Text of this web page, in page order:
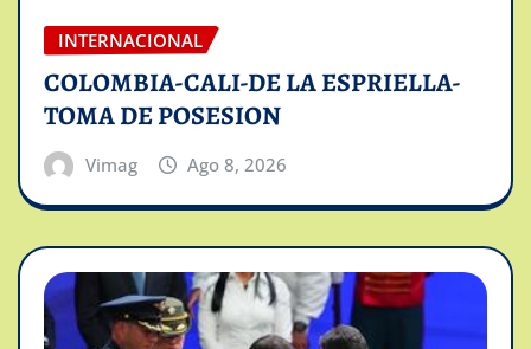
INTERNACIONAL
COLOMBIA-CALI-DE LA ESPRIELLA-
TOMA DE POSESION
Vimag Ago 8, 2026